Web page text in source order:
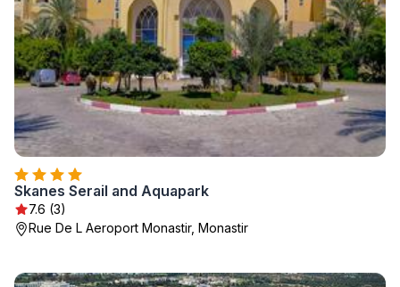
Skanes Serail and Aquapark
7.6 (3)
Rue De L Aeroport Monastir, Monastir